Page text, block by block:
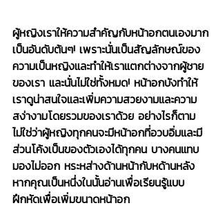
ผู้หญิงเราให้ความสำคัญกับหน้าอกตนเองมาก
เป็นอันดับต้นๆ! เพราะนั่นเป็นสัญลักษณ์ของ
ความเป็นหญิงและทำให้เราแตกต่างจากผู้ชาย
ของเรา และนั่นไม่ใช่ทั้งหมด! หน้าอกบังทำให้
เราดูน่าสนใจและเพิ่มความสวยงามและความ
สง่างามโดยรวมของเราด้วย อย่างไรก็ตาม
ไม่ใช่ว่าผู้หญิงทุกคนจะมีหน้าอกที่อวบอิ่มและมี
ส่วนโค้งเป็นของตัวเองได้ทุกคน บางคนแทบ
มองไม่ออก หระหส่างด้านหน้ากับหด้านหลัง
หากคุณเป็นหนึ่งในนั้นอ่านเพื่อเรียนรู้แบบ
ฝึกหัดเพื่อเพิ่มขนาดหน้าอก